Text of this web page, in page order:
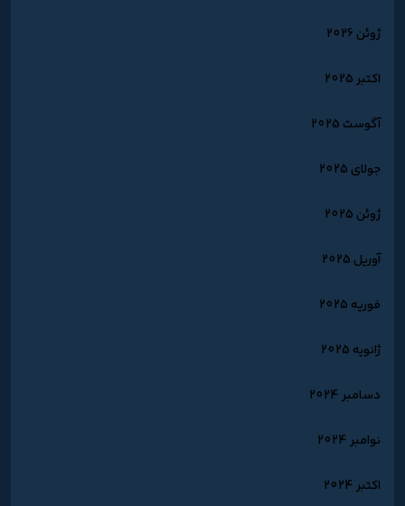
ژوئن 2026
اکتبر 2025
آگوست 2025
جولای 2025
ژوئن 2025
آوریل 2025
فوریه 2025
ژانویه 2025
دسامبر 2024
نوامبر 2024
اکتبر 2024